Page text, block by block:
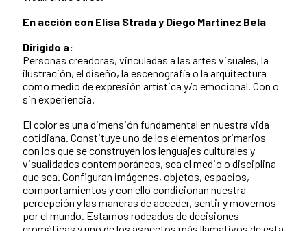
En acción con Elisa Strada y Diego Martínez Bela
Dirigido a:
Personas creadoras, vinculadas a las artes visuales, la
ilustración, el diseño, la escenografía o la arquitectura
como medio de expresión artística y/o emocional. Con o
sin experiencia.
El color es una dimensión fundamental en nuestra vida
cotidiana. Constituye uno de los elementos primarios
con los que se construyen los lenguajes culturales y
visualidades contemporáneas, sea el medio o disciplina
que sea. Configuran imágenes, objetos, espacios,
comportamientos y con ello condicionan nuestra
percepción y las maneras de acceder, sentir y movernos
por el mundo. Estamos rodeados de decisiones
cromáticas y uno de los aspectos más llamativos de esta